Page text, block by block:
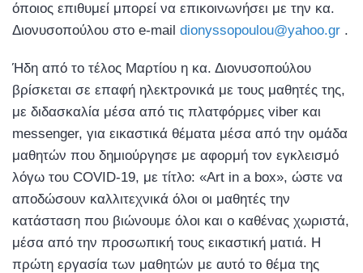
όποιος επιθυμεί μπορεί να επικοινωνήσει με την κα.
Διονυσοπούλου στο e-mail dionyssopoulou@yahoo.gr .
Ήδη από το τέλος Μαρτίου η κα. Διονυσοπούλου
βρίσκεται σε επαφή ηλεκτρονικά με τους μαθητές της,
με διδασκαλία μέσα από τις πλατφόρμες viber και
messenger, για εικαστικά θέματα μέσα από την ομάδα
μαθητών που δημιούργησε με αφορμή τον εγκλεισμό
λόγω του COVID-19, με τίτλο: «Art in a box», ώστε να
αποδώσουν καλλιτεχνικά όλοι οι μαθητές την
κατάσταση που βιώνουμε όλοι και ο καθένας χωριστά,
μέσα από την προσωπική τους εικαστική ματιά. Η
πρώτη εργασία των μαθητών με αυτό το θέμα της